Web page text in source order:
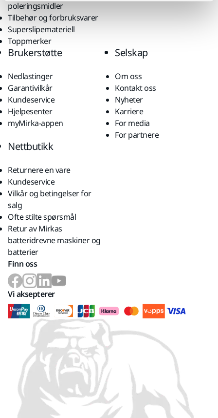
poleringsmidler
Tilbehør og forbruksvarer
Superslipemateriell
Toppmerker
Brukerstøtte
Nedlastinger
Garantivilkår
Kundeservice
Hjelpesenter
myMirka-appen
Selskap
Om oss
Kontakt oss
Nyheter
Karriere
For media
For partnere
Nettbutikk
Returnere en vare
Kundeservice
Vilkår og betingelser for
salg
Ofte stilte spørsmål
Retur av Mirkas
batteridrevne maskiner og
batterier
Finn oss
Vi aksepterer